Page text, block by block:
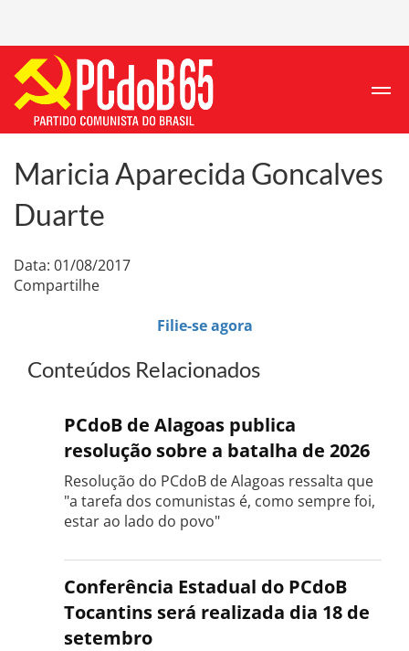
Maricia Aparecida Goncalves
Duarte
Data: 01/08/2017
Compartilhe
Filie-se agora
Conteúdos Relacionados
PCdoB de Alagoas publica
resolução sobre a batalha de 2026
Resolução do PCdoB de Alagoas ressalta que
"a tarefa dos comunistas é, como sempre foi,
estar ao lado do povo"
Conferência Estadual do PCdoB
Tocantins será realizada dia 18 de
setembro